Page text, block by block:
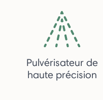
Pulvérisateur de
haute précision